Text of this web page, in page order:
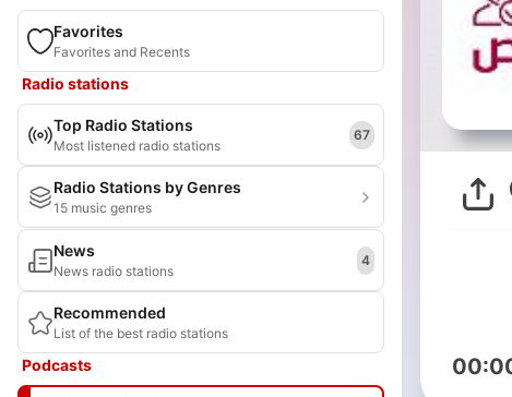
Favorites
Favorites and Recents
Radio stations
Top Radio Stations
Most listened radio stations
67
Radio Stations by Genres
15 music genres
News
News radio stations
4
Recommended
List of the best radio stations
Podcasts